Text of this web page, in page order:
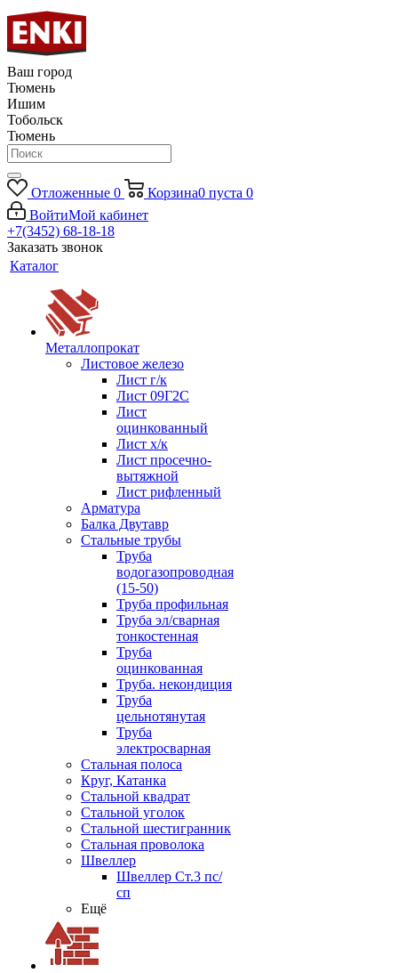
Ваш город
Тюмень
Ишим
Тобольск
Тюмень
Отложенные 0 Корзина0 пуста 0
ВойтиМой кабинет
+7(3452) 68-18-18
Заказать звонок
Каталог
Металлопрокат
Листовое железо
Лист г/к
Лист 09Г2С
Лист
оцинкованный
Лист х/к
Лист просечно-
вытяжной
Лист рифленный
Арматура
Балка Двутавр
Стальные трубы
Труба
водогазопроводная
(15-50)
Труба профильная
Труба эл/сварная
тонкостенная
Труба
оцинкованная
Труба. некондиция
Труба
цельнотянутая
Труба
электросварная
Стальная полоса
Круг, Катанка
Стальной квадрат
Стальной уголок
Стальной шестигранник
Стальная проволока
Швеллер
Швеллер Ст.3 пс/
сп
Ещё